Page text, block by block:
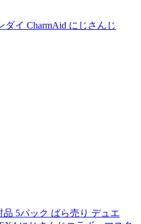
ダイ CharmAid にじさんじ
5パック ばら売り デュエ